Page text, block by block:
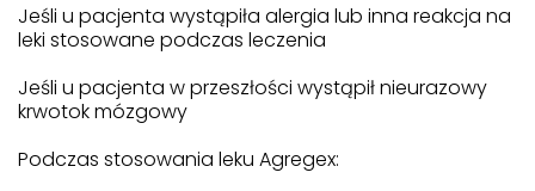
Jeśli u pacjenta wystąpiła alergia lub inna reakcja na
leki stosowane podczas leczenia
Jeśli u pacjenta w przeszłości wystąpił nieurazowy
krwotok mózgowy
Podczas stosowania leku Agregex: